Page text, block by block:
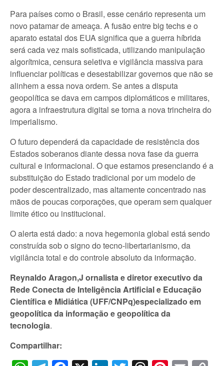
Para países como o Brasil, esse cenário representa um
novo patamar de ameaça. A fusão entre big techs e o
aparato estatal dos EUA significa que a guerra híbrida
será cada vez mais sofisticada, utilizando manipulação
algorítmica, censura seletiva e vigilância massiva para
influenciar políticas e desestabilizar governos que não se
alinhem a essa nova ordem. Se antes a disputa
geopolítica se dava em campos diplomáticos e militares,
agora a infraestrutura digital se torna a nova trincheira do
imperialismo.
O futuro dependerá da capacidade de resistência dos
Estados soberanos diante dessa nova fase da guerra
cultural e informacional. O que estamos presenciando é a
substituição do Estado tradicional por um modelo de
poder descentralizado, mas altamente concentrado nas
mãos de poucas corporações, que operam sem qualquer
limite ético ou institucional.
O alerta está dado: a nova hegemonia global está sendo
construída sob o signo do tecno-libertarianismo, da
vigilância total e do controle absoluto da informação.
Reynaldo Aragon,J ornalista e diretor executivo da
Rede Conecta de Inteligência Artificial e Educação
Científica e Midiática (UFF/CNPq)especializado em
geopolítica da informação e geopolítica da
tecnologia.
Compartilhar: